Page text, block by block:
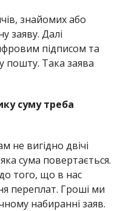
знайомих або
заяву. Далі
підписом та
пошту. Така заява
суму треба
не вигідно двічі
сума повертається.
того, що в нас
переплат. Гроші ми
набиранні заяв.